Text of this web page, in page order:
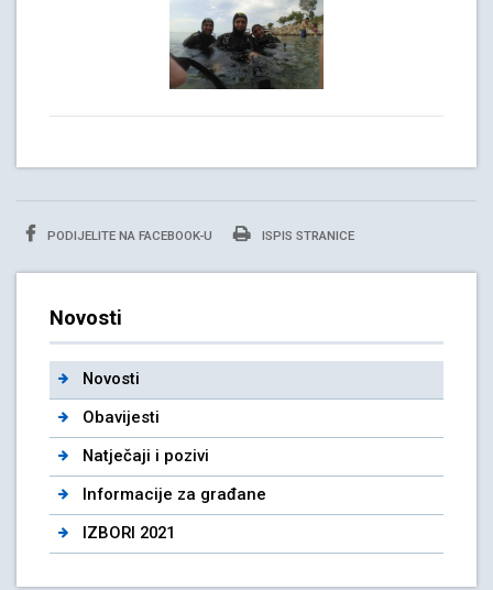
PODIJELITE NA FACEBOOK-U ISPIS STRANICE
Novosti
Novosti
Obavijesti
Natječaji i pozivi
Informacije za građane
IZBORI 2021